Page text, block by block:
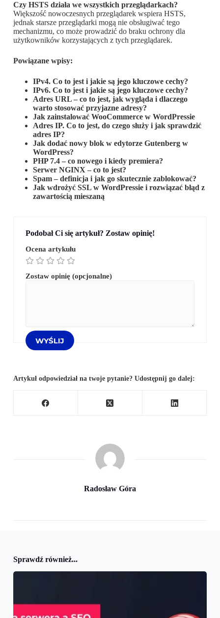
Czy HSTS działa we wszystkich przeglądarkach?
Większość nowoczesnych przeglądarek wspiera HSTS,
jednak starsze przeglądarki mogą nie obsługiwać tego
mechanizmu, co może prowadzić do braku ochrony dla
użytkowników korzystających z tych przeglądarek.
Powiązane wpisy:
IPv4. Co to jest i jakie są jego kluczowe cechy?
IPv6. Co to jest i jakie są jego kluczowe cechy?
Adres URL – co to jest, jak wygląda i dlaczego
warto stosować przyjazne adresy?
Jak zainstalować WooCommerce w WordPressie
Adres IP. Co to jest, do czego służy i jak sprawdzić
adres IP?
Jak dodać nowy blok w edytorze Gutenberg w
WordPress?
PHP 7.4 – co nowego i kiedy premiera?
Serwer NGINX – co to jest?
Spam – definicja i jak go skutecznie zablokować?
Jak wdrożyć SSL w WordPressie i rozwiązać błąd z
zawartością mieszaną
Podobał Ci się artykuł? Zostaw opinię!
Ocena artykułu
Zostaw opinię (opcjonalne)
Artykuł odpowiedział na twoje pytanie? Udostępnij go dalej:
Radosław Góra
Sprawdź również...